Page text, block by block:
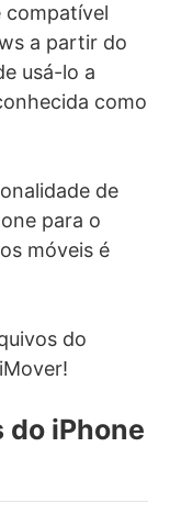
compatível
a partir do
usá-lo a
como
de
para o
móveis é
do
iPhone